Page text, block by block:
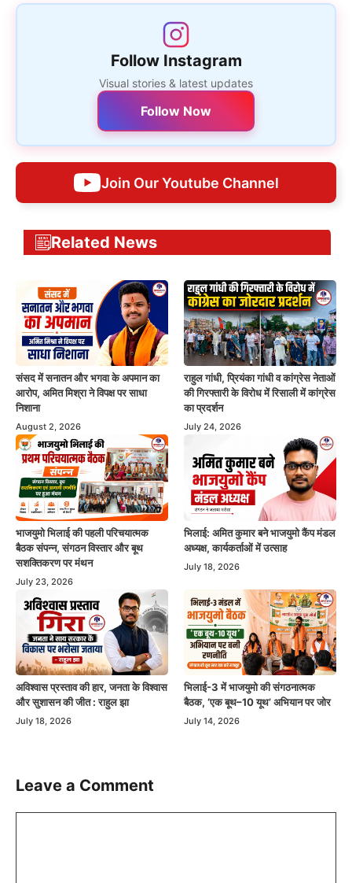
Follow Instagram
Visual stories & latest updates
Follow Now
Join Our Youtube Channel
Related News
संसद में सनातन और भगवा के अपमान का
आरोप, अमित मिश्रा ने विपक्ष पर साधा
निशाना
August 2, 2026
राहुल गांधी, प्रियंका गांधी व कांग्रेस नेताओं
की गिरफ्तारी के विरोध में रिसाली में कांग्रेस
का प्रदर्शन
July 24, 2026
भाजयुमो भिलाई की पहली परिचयात्मक
बैठक संपन्न, संगठन विस्तार और बूथ
सशक्तिकरण पर मंथन
July 23, 2026
भिलाई: अमित कुमार बने भाजयुमो कैंप मंडल
अध्यक्ष, कार्यकर्ताओं में उत्साह
July 18, 2026
अविश्वास प्रस्ताव की हार, जनता के विश्वास
और सुशासन की जीत : राहुल झा
July 18, 2026
भिलाई-3 में भाजयुमो की संगठनात्मक
बैठक, ‘एक बूथ–10 यूथ’ अभियान पर जोर
July 14, 2026
Leave a Comment